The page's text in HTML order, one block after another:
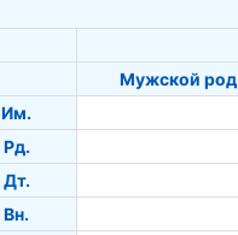
Мужской род
Им.
Рд.
Дт.
Вн.